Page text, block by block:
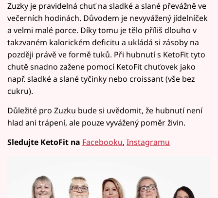
Zuzky je pravidelná chuť na sladké a slané převážně ve
večerních hodinách. Důvodem je nevyvážený jídelníček
a velmi malé porce. Díky tomu je tělo příliš dlouho v
takzvaném kalorickém deficitu a ukládá si zásoby na
později právě ve formě tuků. Při hubnutí s KetoFit tyto
chutě snadno zažene pomocí KetoFit chuťovek jako
např. sladké a slané tyčinky nebo croissant (vše bez
cukru).
Důležité pro Zuzku bude si uvědomit, že hubnutí není
hlad ani trápení, ale pouze vyvážený poměr živin.
Sledujte KetoFit na Facebooku, Instagramu